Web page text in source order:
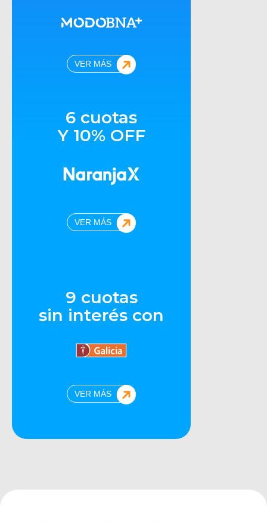
VER MÁS
6 cuotas
Y 10% OFF
VER MÁS
9 cuotas
sin interés con
VER MÁS